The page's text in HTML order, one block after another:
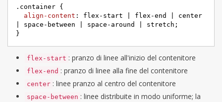
.container {
align-content : flex-start | flex-end | center
| space-between | space-around | stretch;
}
flex-start : pranzo di linee all'inizio del contenitore
flex-end : pranzo di linee alla fine del contenitore
center : linee pranzo al centro del contenitore
space-between : linee distribuite in modo uniforme; la